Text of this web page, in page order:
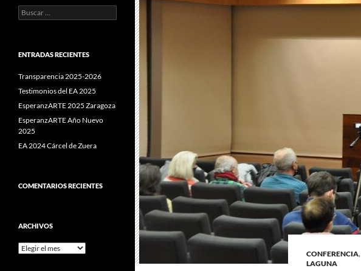
CONFERENCIA,
LAGUNA
Buscar:
ENTRADAS RECIENTES
Transparencia 2025-2026
Testimonios del EA 2025
EsperanzARTE 2025 Zaragoza
EsperanzARTE Año Nuevo
2025
EA 2024 Cárcel de Zuera
COMENTARIOS RECIENTES
ARCHIVOS
Archivos